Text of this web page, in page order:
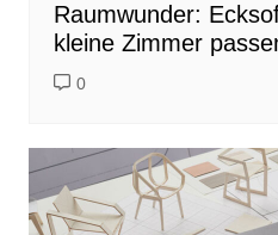
Raumwunder:
kleine Zimmer
0